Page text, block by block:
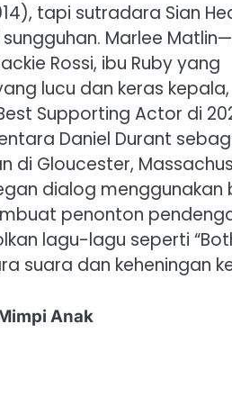
tapi sutradara Sian
Marlee
Rossi, ibu Ruby yang
lucu dan keras kepala,
Supporting Actor di
Daniel Durant
di Gloucester,
dialog menggunakan
penonton
lagu-lagu seperti
suara dan keheningan
Anak